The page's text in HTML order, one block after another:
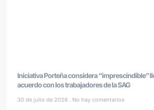
Iniciativa Porteña considera “imprescindible”
acuerdo con los trabajadores de la SAG
30 de julio de 2026 No hay comentarios